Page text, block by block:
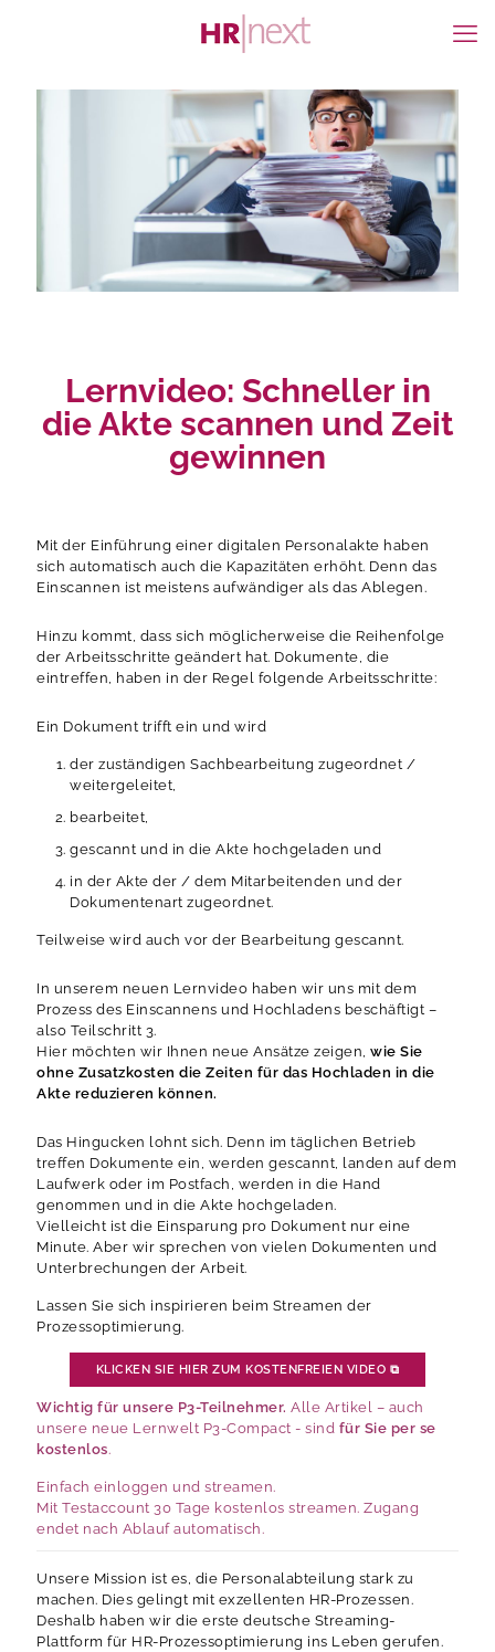
Lernvideo: Schneller in
die Akte scannen und Zeit
gewinnen
Mit der Einführung einer digitalen Personalakte haben
sich automatisch auch die Kapazitäten erhöht. Denn das
Einscannen ist meistens aufwändiger als das Ablegen.
Hinzu kommt, dass sich möglicherweise die Reihenfolge
der Arbeitsschritte geändert hat. Dokumente, die
eintreffen, haben in der Regel folgende Arbeitsschritte:
Ein Dokument trifft ein und wird
der zuständigen Sachbearbeitung zugeordnet /
weitergeleitet,
bearbeitet,
gescannt und in die Akte hochgeladen und
in der Akte der / dem Mitarbeitenden und der
Dokumentenart zugeordnet.
Teilweise wird auch vor der Bearbeitung gescannt.
In unserem neuen Lernvideo haben wir uns mit dem
Prozess des Einscannens und Hochladens beschäftigt –
also Teilschritt 3.
Hier möchten wir Ihnen neue Ansätze zeigen, wie Sie
ohne Zusatzkosten die Zeiten für das Hochladen in die
Akte reduzieren können.
Das Hingucken lohnt sich. Denn im täglichen Betrieb
treffen Dokumente ein, werden gescannt, landen auf dem
Laufwerk oder im Postfach, werden in die Hand
genommen und in die Akte hochgeladen.
Vielleicht ist die Einsparung pro Dokument nur eine
Minute. Aber wir sprechen von vielen Dokumenten und
Unterbrechungen der Arbeit.
Lassen Sie sich inspirieren beim Streamen der
Prozessoptimierung.
KLICKEN SIE HIER ZUM KOSTENFREIEN VIDEO ⧉
Wichtig für unsere P3-Teilnehmer. Alle Artikel – auch
unsere neue Lernwelt P3-Compact - sind für Sie per se
kostenlos.
Einfach einloggen und streamen.
Mit Testaccount 30 Tage kostenlos streamen. Zugang
endet nach Ablauf automatisch.
Unsere Mission ist es, die Personalabteilung stark zu
machen. Dies gelingt mit exzellenten HR-Prozessen.
Deshalb haben wir die erste deutsche Streaming-
Plattform für HR-Prozessoptimierung ins Leben gerufen.